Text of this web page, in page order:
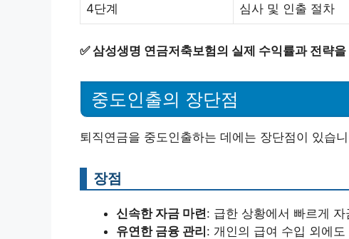
4단계 심사 및 인출 절차
✅삼성생명 연금저축보험의 실제 수익률과 전략
중도인출의 장단점
퇴직연금을 중도인출하는 데에는 장단점이 있습
장점
신속한 자금 마련: 급한 상황에서 빠르게
유연한 금융 관리: 개인의 급여 수입 외에